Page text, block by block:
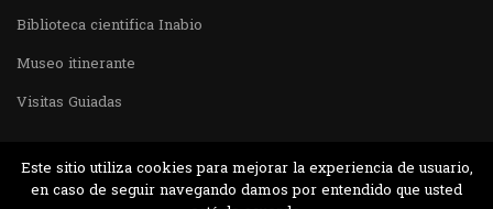
Biblioteca cientifica Inabio
Museo itinerante
Visitas Guiadas
Este sitio utiliza cookies para mejorar la experiencia de usuario,
en caso de seguir navegando damos por entendido que usted